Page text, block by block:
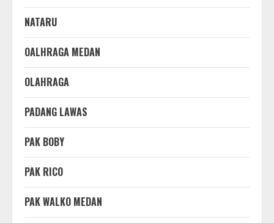
NATARU
OALHRAGA MEDAN
OLAHRAGA
PADANG LAWAS
PAK BOBY
PAK RICO
PAK WALKO MEDAN